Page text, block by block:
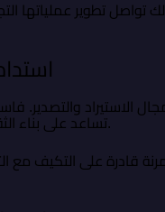
تواصل تطوير عملياتها
الاستيراد والتصدير.
تساعد على بناء الثقة مع العملاء وتعزيز الاستقرار التجاري.
مرنة قادرة على التكيف